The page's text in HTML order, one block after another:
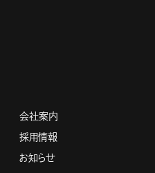
会社案内
採用情報
お知らせ